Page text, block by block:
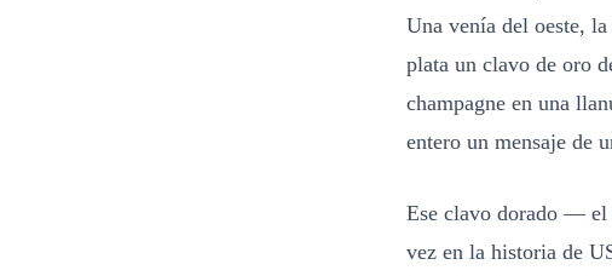
Una venía del oeste,
plata un clavo de oro
champagne en una
entero un mensaje de
Ese clavo dorado — el
vez en la historia de